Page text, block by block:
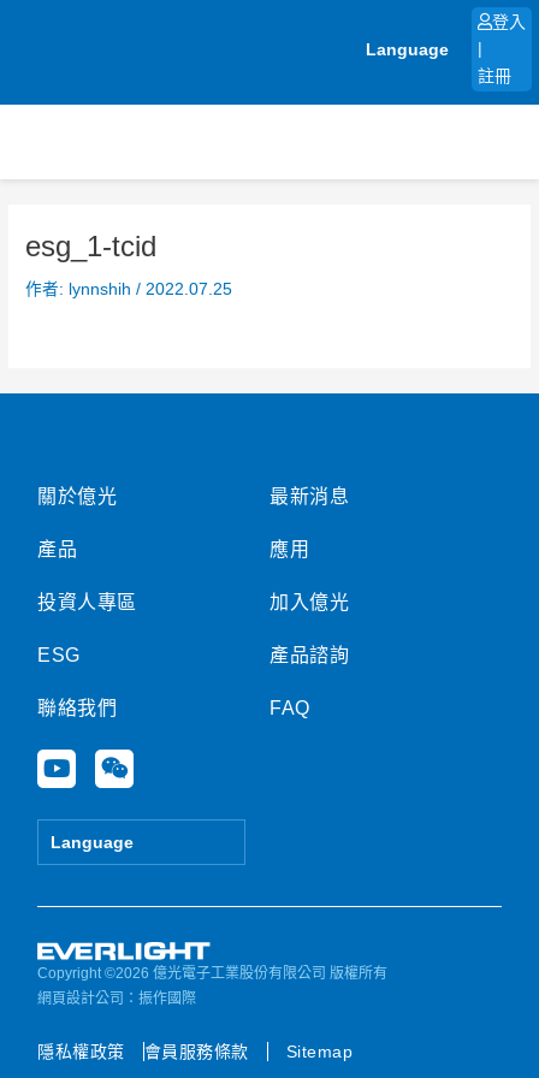
Language
登入
註冊
esg_1-tcid
作者: lynnshih/ 2022.07.25
關於億光
產品
投資人專區
ESG
聯絡我們
Y
o
u
e
W
e
i
Language
最新消息
應用
加入億光
產品諮詢
FAQ
Copyright ©2026 億光電子工業股份有限公司 版權所有
網頁設計公司 ：振作國際
隱私權政策 會員服務條款 Sitemap